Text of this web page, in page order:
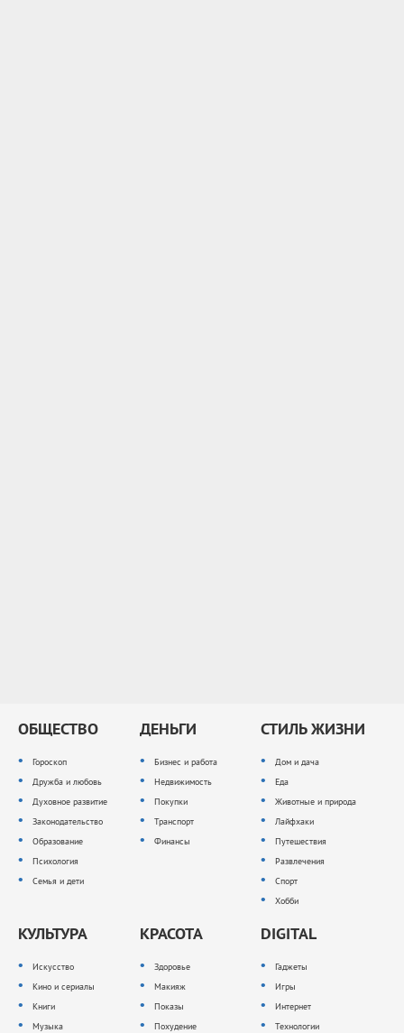
ОБЩЕСТВО
Гороскоп
Дружба и любовь
Духовное развитие
Законодательство
Образование
Психология
Семья и дети
ДЕНЬГИ
Бизнес и работа
Недвижимость
Покупки
Транспорт
Финансы
СТИЛЬ ЖИЗНИ
Дом и дача
Еда
Животные и природа
Лайфхаки
Путешествия
Развлечения
Спорт
Хобби
КУЛЬТУРА
Искусство
Кино и сериалы
Книги
Музыка
КРАСОТА
Здоровье
Макияж
Показы
Похудение
DIGITAL
Гаджеты
Игры
Интернет
Технологии